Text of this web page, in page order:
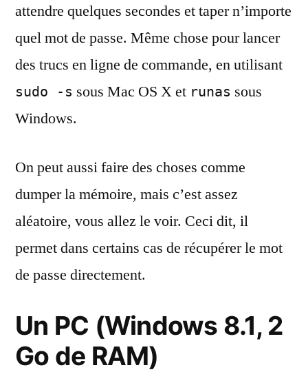
attendre quelques secondes et taper n’importe
quel mot de passe. Même chose pour lancer
des trucs en ligne de commande, en utilisant
sudo -s sous Mac OS X et runas sous
Windows.
On peut aussi faire des choses comme
dumper la mémoire, mais c’est assez
aléatoire, vous allez le voir. Ceci dit, il
permet dans certains cas de récupérer le mot
de passe directement.
Un PC (Windows 8.1, 2
Go de RAM)